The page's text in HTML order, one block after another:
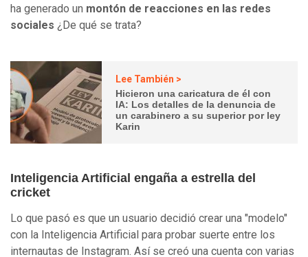
ha generado un montón de reacciones en las redes
sociales ¿De qué se trata?
Lee También >
Hicieron una caricatura de él con
IA: Los detalles de la denuncia de
un carabinero a su superior por ley
Karin
Inteligencia Artificial engaña a estrella del
cricket
Lo que pasó es que un usuario decidió crear una "modelo"
con la Inteligencia Artificial para probar suerte entre los
internautas de Instagram. Así se creó una cuenta con varias